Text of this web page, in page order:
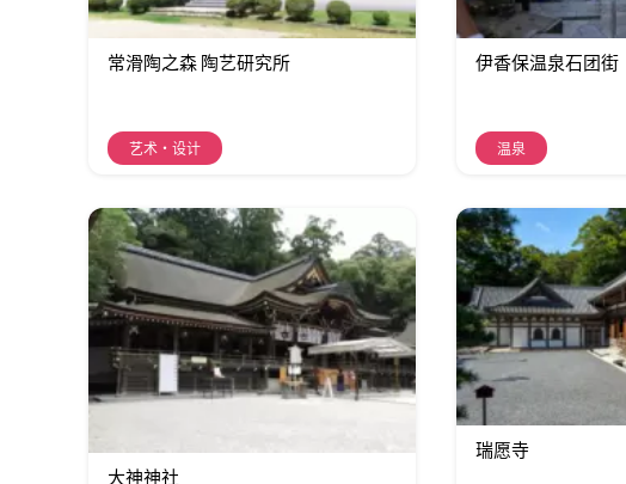
常滑陶之森 陶艺研究所
艺术・设计
伊香保温泉石团街
温泉
大神神社
瑞愿寺